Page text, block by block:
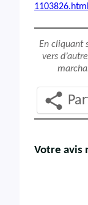
1103826.html
En cliquant
vers
Votre avis